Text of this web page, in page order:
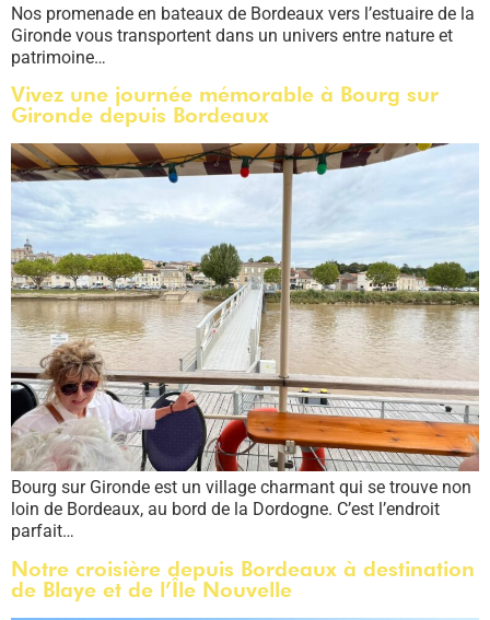
Nos promenade en bateaux de Bordeaux vers l’estuaire de la
Gironde vous transportent dans un univers entre nature et
patrimoine…
Vivez une journée mémorable à Bourg sur
Gironde depuis Bordeaux
Bourg sur Gironde est un village charmant qui se trouve non
loin de Bordeaux, au bord de la Dordogne. C’est l’endroit
parfait…
Notre croisière depuis Bordeaux à destination
de Blaye et de l’Île Nouvelle